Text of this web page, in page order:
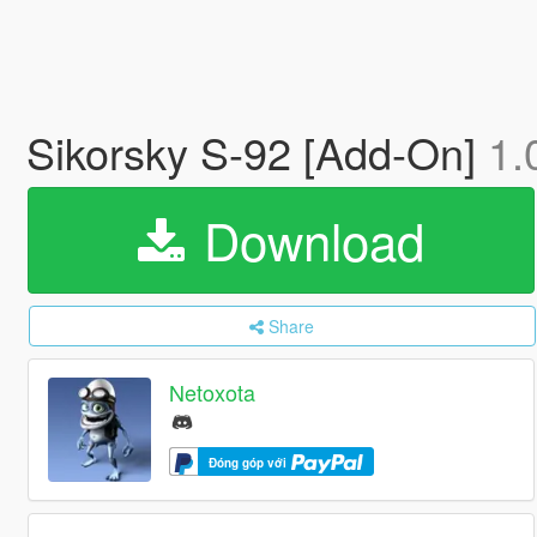
Sikorsky S-92 [Add-On]
Download
Share
Netoxota
Đóng góp với